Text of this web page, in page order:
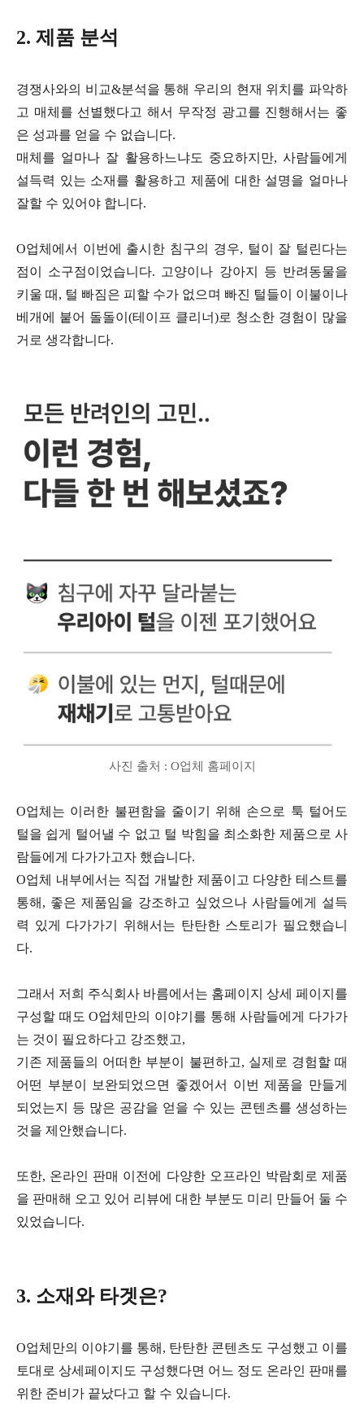
2. 제품 분석
경쟁사와의 비교&분석을 통해 우리의 현재 위치를 파악하
고 매체를 선별했다고 해서 무작정 광고를 진행해서는 좋
은 성과를 얻을 수 없습니다.
매체를 얼마나 잘 활용하느냐도 중요하지만, 사람들에게
설득력 있는 소재를 활용하고 제품에 대한 설명을 얼마나
잘할 수 있어야 합니다.
O업체에서 이번에 출시한 침구의 경우, 털이 잘 털린다는
점이 소구점이었습니다. 고양이나 강아지 등 반려동물을
키울 때, 털 빠짐은 피할 수가 없으며 빠진 털들이 이불이나
베개에 붙어 돌돌이(테이프 클리너)로 청소한 경험이 많을
거로 생각합니다.
사진 출처 : O업체 홈페이지
O업체는 이러한 불편함을 줄이기 위해 손으로 툭 털어도
털을 쉽게 털어낼 수 없고 털 박힘을 최소화한 제품으로 사
람들에게 다가가고자 했습니다.
O업체 내부에서는 직접 개발한 제품이고 다양한 테스트를
통해, 좋은 제품임을 강조하고 싶었으나 사람들에게 설득
력 있게 다가가기 위해서는 탄탄한 스토리가 필요했습니
다.
그래서 저희 주식회사 바름에서는 홈페이지 상세 페이지를
구성할 때도 O업체만의 이야기를 통해 사람들에게 다가가
는 것이 필요하다고 강조했고,
기존 제품들의 어떠한 부분이 불편하고, 실제로 경험할 때
어떤 부분이 보완되었으면 좋겠어서 이번 제품을 만들게
되었는지 등 많은 공감을 얻을 수 있는 콘텐츠를 생성하는
것을 제안했습니다.
또한, 온라인 판매 이전에 다양한 오프라인 박람회로 제품
을 판매해 오고 있어 리뷰에 대한 부분도 미리 만들어 둘 수
있었습니다.
3. 소재와 타겟은?
O업체만의 이야기를 통해, 탄탄한 콘텐츠도 구성했고 이를
토대로 상세페이지도 구성했다면 어느 정도 온라인 판매를
위한 준비가 끝났다고 할 수 있습니다.